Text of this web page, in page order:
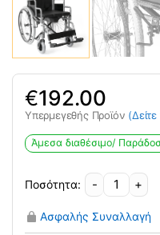
192.00
€
Υπερμεγεθής Προϊόν
Άμεσα διαθέσιμο/
-
Αναπηρικό
Αμαξίδιο
με
+
Ασφαλής Συναλλαγή